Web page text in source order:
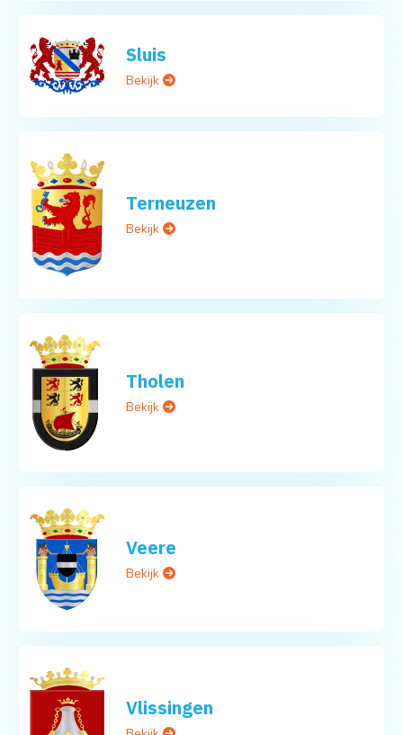
Sluis
Bekijk
Terneuzen
Bekijk
Tholen
Bekijk
Veere
Bekijk
Vlissingen